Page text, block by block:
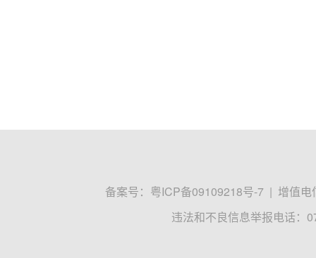
备案号： 粤ICP备09109218号-7 | 增值电
违法和不良信息举报电话：